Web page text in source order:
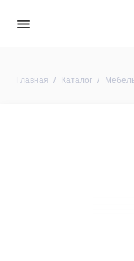
Главная Каталог